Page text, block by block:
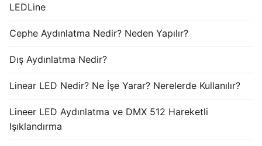
LEDLine
Cephe Aydınlatma Nedir? Neden Yapılır?
Dış Aydınlatma Nedir?
Linear LED Nedir? Ne İşe Yarar? Nerelerde Kullanılır?
Lineer LED Aydınlatma ve DMX 512 Hareketli
Işıklandırma